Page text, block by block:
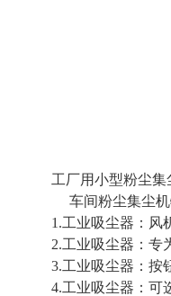
工厂用小型粉尘集
车间粉尘集尘机
1.工业吸尘器：风
2.工业吸尘器：专
3.工业吸尘器：按
4.工业吸尘器：可